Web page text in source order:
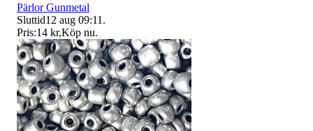
Pärlor Gunmetal
Sluttid12 aug 09:11 .
Pris:14 kr,Köp nu.